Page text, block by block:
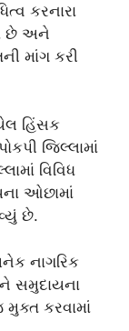
કરનારા
છે અને
માંગ કરી
હિંસક
જિલ્લામાં
વિવિધ
ઓછામાં
છે.
નાગરિક
સમુદાયના
કરવામાં